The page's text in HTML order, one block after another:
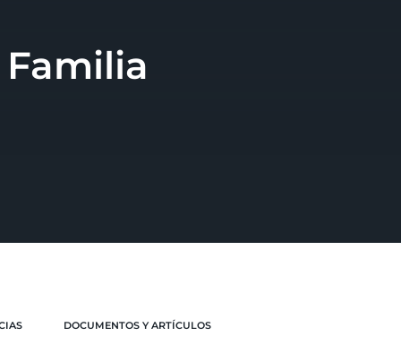
DOCUMENTOS Y ARTÍCULOS